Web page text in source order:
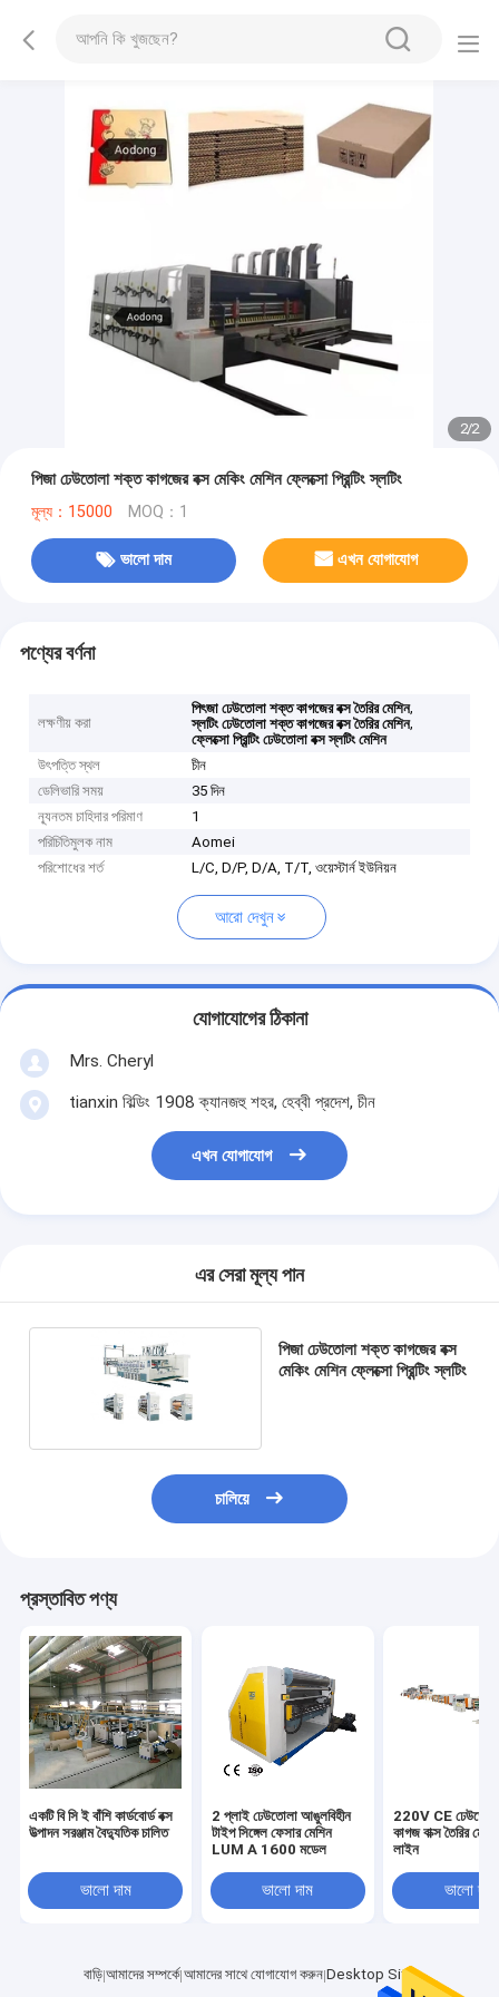
2/2
পিজা ঢেউতোলা শক্ত কাগজের বক্স মেকিং মেশিন ফ্লেক্সো প্রিন্টিং স্লটিং
মূল্য：15000 MOQ：1
ভালো দাম এখন যোগাযোগ
পণ্যের বর্ণনা
লক্ষণীয় করা
পিৎজা ঢেউতোলা শক্ত কাগজের বক্স তৈরির মেশিন,
স্লটিং ঢেউতোলা শক্ত কাগজের বক্স তৈরির মেশিন,
ফ্লেক্সো প্রিন্টিং ঢেউতোলা বক্স স্লটিং মেশিন
উৎপত্তি স্থল
চীন
ডেলিভারি সময়
35 দিন
ন্যূনতম চাহিদার পরিমাণ
1
পরিচিতিমুলক নাম
Aomei
পরিশোধের শর্ত
L/C, D/P, D/A, T/T, ওয়েস্টার্ন ইউনিয়ন
আরো দেখুন
যোগাযোগের ঠিকানা
Mrs. Cheryl
tianxin বিল্ডিং 1908 ক্যানজহু শহর, হেব্বী প্রদেশ, চীন
এখন যোগাযোগ
এর সেরা মূল্য পান
পিজা ঢেউতোলা শক্ত কাগজের বক্স
মেকিং মেশিন ফ্লেক্সো প্রিন্টিং স্লটিং
চালিয়ে
প্রস্তাবিত পণ্য
একটি বি সি ই বাঁশি কার্ডবোর্ড বক্স
উত্পাদন সরঞ্জাম বৈদ্যুতিক চালিত
ভালো দাম
2 প্লাই ঢেউতোলা আঙুলবিহীন
টাইপ সিঙ্গেল ফেসার মেশিন
LUM A 1600 মডেল
ভালো দাম
220V CE
কাগজ বাক্স তৈরির
লাইন
ভালো দাম
বাড়ি আমাদের সম্পর্কে আমাদের সাথে যোগাযোগ করুন Desktop Site